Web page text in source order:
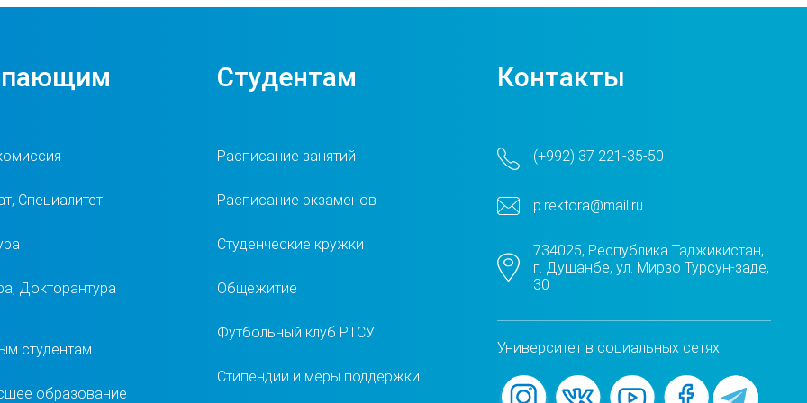
Специалитет
Докторантура
студентам
образование
Студентам
Расписание занятий
Расписание экзаменов
Студенческие кружки
Общежитие
Футбольный клуб РТСУ
Стипендии и меры поддержки
Контакты
(+992) 37 221-35-50
p.rektora@mail.ru
734025, Республика Таджикистан,
г. Душанбе, ул. Мирзо Турсун-заде,
30
Университет в социальных сетях